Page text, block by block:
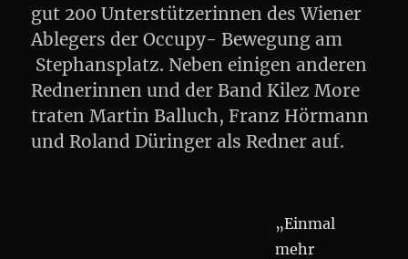
gut 200 Unterstützerinnen des Wiener
Ablegers der Occupy- Bewegung am
Stephansplatz. Neben einigen anderen
Rednerinnen und der Band Kilez More
traten Martin Balluch, Franz Hörmann
und Roland Düringer als Redner auf.
„Einmal
mehr